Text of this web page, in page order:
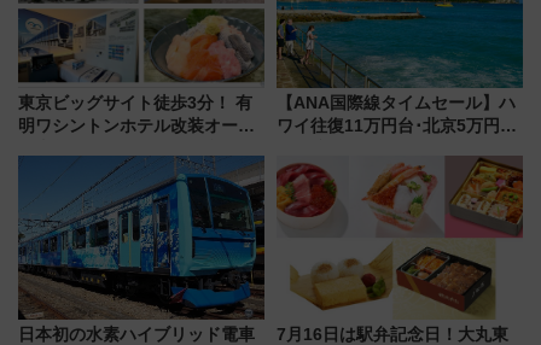
東京ビッグサイト徒歩3分！ 有
明ワシントンホテル改装オープ
客室」や海鮮丼が人気の朝食ビ
ュッフェを現地レポ
【ANA国際線タイムセール】ハ
ワイ往復11万円台･北京5万円台
来春のGW旅行まで狙える激ア
ツ路線まとめ（8/10まで）
日本初の水素ハイブリッド電車
7月16日は駅弁記念日！大丸東